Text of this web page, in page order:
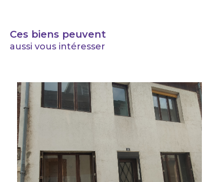
Ces biens peuvent
aussi vous intéresser